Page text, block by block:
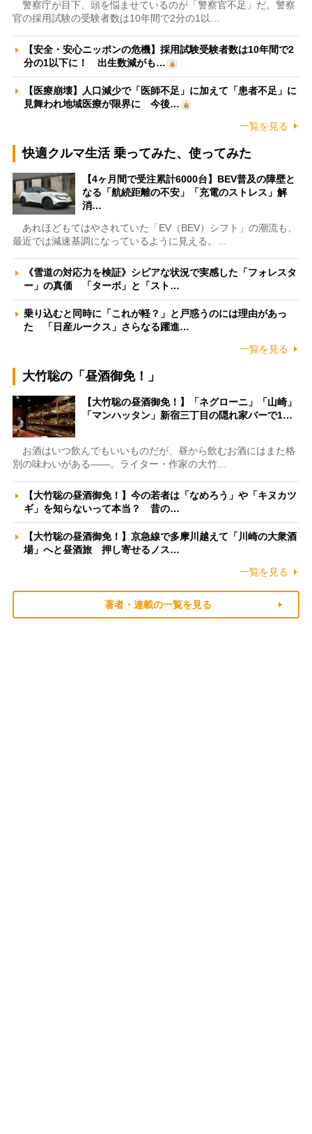
警察庁が目下、頭を悩ませているのが「警察官不足」だ。警察
官の採用試験の受験者数は10年間で2分の1以…
【安全・安心ニッポンの危機】採用試験受験者数は10年間で2
分の1以下に！ 出生数減がも…
【医療崩壊】人口減少で「医師不足」に加えて「患者不足」に
見舞われ地域医療が限界に 今後…
一覧を見る
快適クルマ生活 乗ってみた、使ってみた
【4ヶ月間で受注累計6000台】BEV普及の障壁と
なる「航続距離の不安」「充電のストレス」解
消…
あれほどもてはやされていた「EV（BEV）シフト」の潮流も、
最近では減速基調になっているように見える。…
《雪道の対応力を検証》シビアな状況で実感した「フォレスタ
ー」の真価 「ターボ」と「スト…
乗り込むと同時に「これが軽？」と戸惑うのには理由があっ
た 「日産ルークス」さらなる躍進…
一覧を見る
大竹聡の「昼酒御免！」
【大竹聡の昼酒御免！】「ネグローニ」「山崎」
「マンハッタン」新宿三丁目の隠れ家バーで1…
お酒はいつ飲んでもいいものだが、昼から飲むお酒にはまた格
別の味わいがある――。ライター・作家の大竹…
【大竹聡の昼酒御免！】今の若者は「なめろう」や「キヌカツ
ギ」を知らないって本当？ 昔の…
【大竹聡の昼酒御免！】京急線で多摩川越えて「川崎の大衆酒
場」へと昼酒旅 押し寄せるノス…
一覧を見る
著者・連載の一覧を見る